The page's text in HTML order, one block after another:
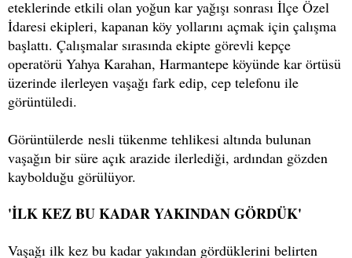
eteklerinde etkili olan yoğun kar yağışı sonrası İlçe Özel
İdaresi ekipleri, kapanan köy yollarını açmak için çalışma
başlattı. Çalışmalar sırasında ekipte görevli kepçe
operatörü Yahya Karahan, Harmantepe köyünde kar örtüsü
üzerinde ilerleyen vaşağı fark edip, cep telefonu ile
görüntüledi.
Görüntülerde nesli tükenme tehlikesi altında bulunan
vaşağın bir süre açık arazide ilerlediği, ardından gözden
kaybolduğu görülüyor.
'İLK KEZ BU KADAR YAKINDAN GÖRDÜK'
Vaşağı ilk kez bu kadar yakından gördüklerini belirten